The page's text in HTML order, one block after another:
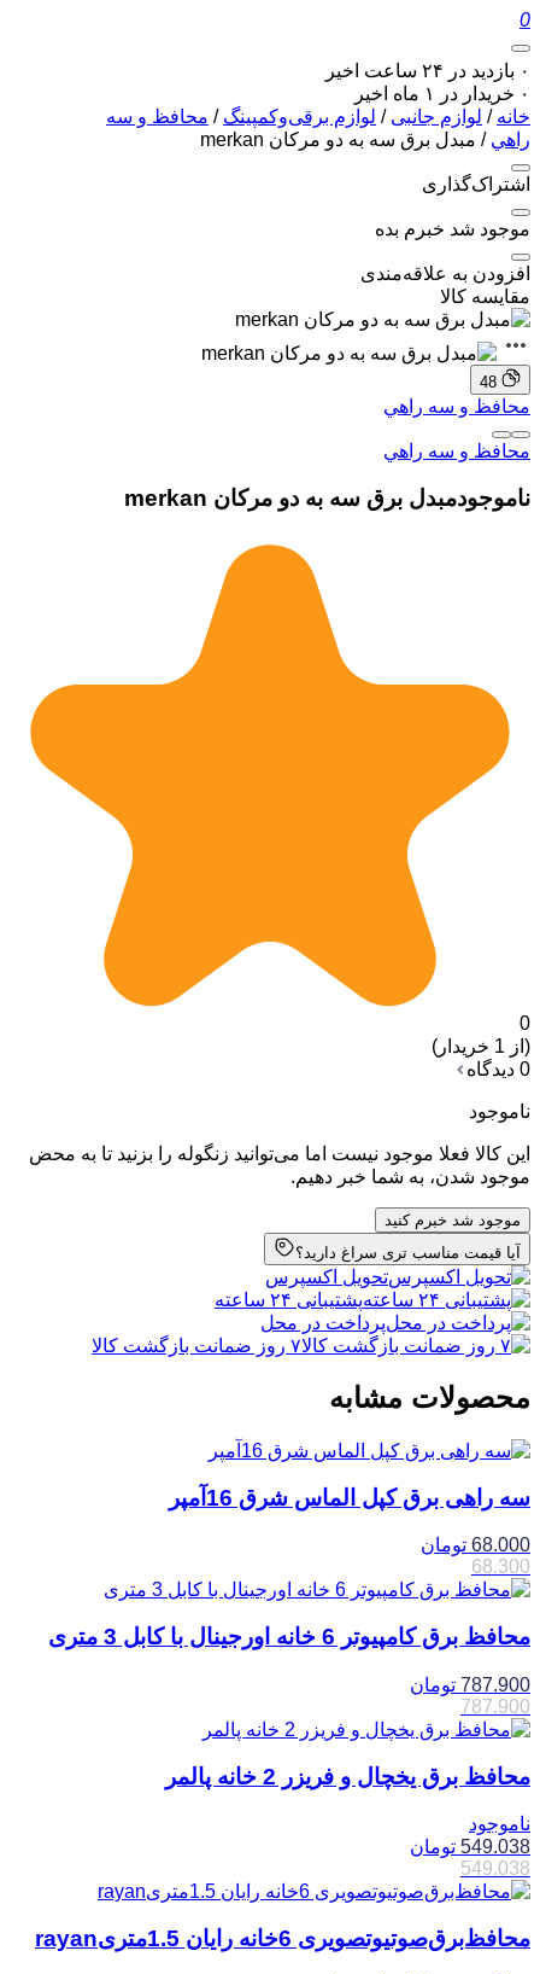
0
۰ بازدید در ۲۴ ساعت اخیر
۰ خریدار در ۱ ماه اخیر
خانه / لوازم جانبی / لوازم برقی‌وکمپینگ / محافظ و سه
راهي / مبدل برق سه به دو مرکان merkan
اشتراک‌گذاری
موجود شد خبرم بده
افزودن به علاقه‌مندی
مقایسه کالا
48
محافظ و سه راهي
محافظ و سه راهي
ناموجودمبدل برق سه به دو مرکان merkan
0
(از 1 خریدار)
0 دیدگاه
ناموجود
این کالا فعلا موجود نیست اما می‌توانید زنگوله را بزنید تا به محض
موجود شدن، به شما خبر دهیم.
موجود شد خبرم کنید
آیا قیمت مناسب تری سراغ دارید؟
تحویل اکسپرس
پشتیبانی ۲۴ ساعته
پرداخت در محل
۷ روز ضمانت بازگشت کالا
محصولات مشابه
سه راهی برق کپل الماس شرق 16آمپر
68.000 تومان
68.300
محافظ برق کامپیوتر 6 خانه اورجینال با کابل 3 متری
787.900 تومان
787.900
محافظ برق یخچال و فریزر 2 خانه پالمر
ناموجود
549.038 تومان
549.038
محافظ‌برق‌صوتیو‌تصویری 6خانه رایان 1.5متریrayan